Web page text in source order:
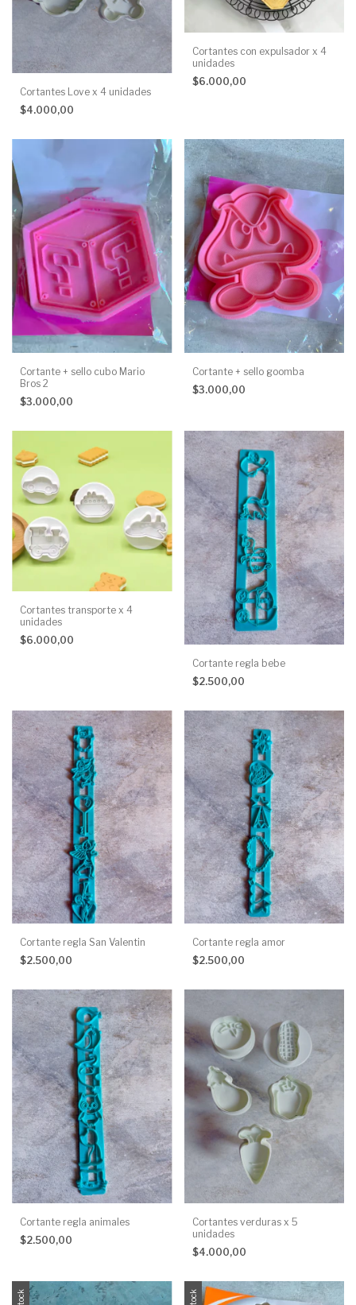
Cortantes Love x 4 unidades
$4.000,00
Cortantes con expulsador x 4
unidades
$6.000,00
Cortante + sello cubo Mario
Bros 2
$3.000,00
Cortante + sello goomba
$3.000,00
Cortantes transporte x 4
unidades
$6.000,00
Cortante regla bebe
$2.500,00
Cortante regla San Valentin
$2.500,00
Cortante regla amor
$2.500,00
Cortante regla animales
$2.500,00
Cortantes verduras x 5
unidades
$4.000,00